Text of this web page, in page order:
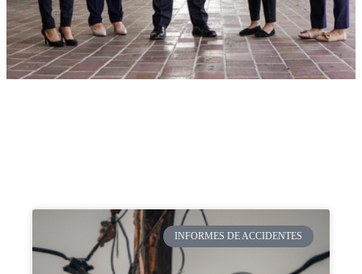
INFORMES DE ACCIDENTES